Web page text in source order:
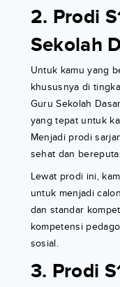
2. Prodi
Sekolah
Untuk kamu yang
khususnya di
Guru Sekolah
yang tepat untuk
Menjadi prodi
sehat dan
Lewat prodi ini,
untuk menjadi
dan standar
kompetensi
sosial.
3. Prodi